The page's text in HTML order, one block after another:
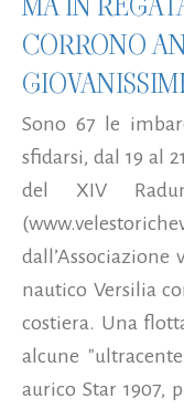
CORRONO
Sono 67 le
sfidarsi, dal 19 al
del XIV
nautico Versilia
costiera. Una
alcune
aurico Star 1907,